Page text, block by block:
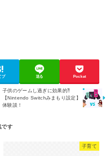
ブ 送る Pocket
子供のゲームし過ぎに効果的⁈
【Nintendo Switchみまもり設定】
体験談！
子育て